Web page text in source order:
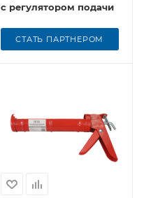
с регулятором подачи
СТАТЬ ПАРТНЕРОМ